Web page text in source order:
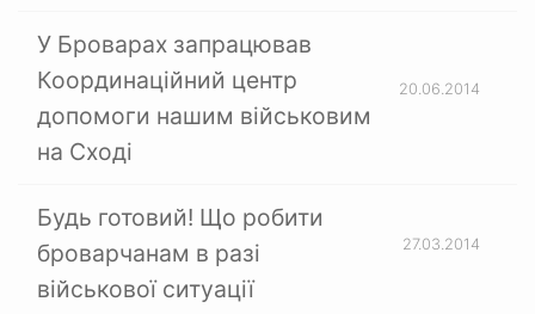
У Броварах запрацював
Координаційний центр
допомоги нашим військовим
на Сході
20.06.2014
Будь готовий! Що робити
броварчанам в разі
військової ситуації
27.03.2014